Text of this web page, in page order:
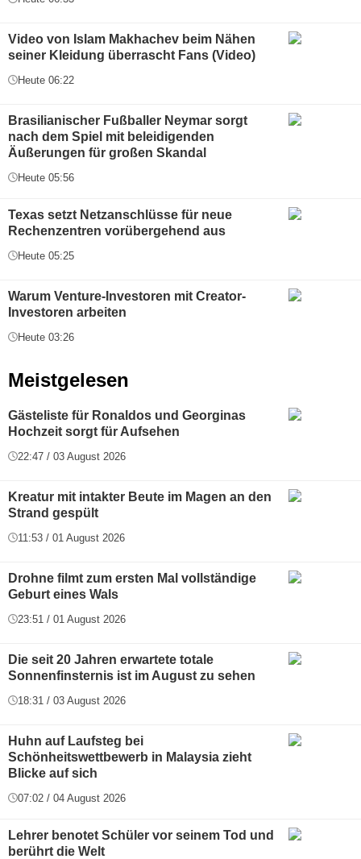
Video von Islam Makhachev beim Nähen
seiner Kleidung überrascht Fans (Video)
Heute 06:22
Brasilianischer Fußballer Neymar sorgt
nach dem Spiel mit beleidigenden
Äußerungen für großen Skandal
Heute 05:56
Texas setzt Netzanschlüsse für neue
Rechenzentren vorübergehend aus
Heute 05:25
Warum Venture-Investoren mit Creator-
Investoren arbeiten
Heute 03:26
Meistgelesen
Gästeliste für Ronaldos und Georginas
Hochzeit sorgt für Aufsehen
22:47 / 03 August 2026
Kreatur mit intakter Beute im Magen an den
Strand gespült
11:53 / 01 August 2026
Drohne filmt zum ersten Mal vollständige
Geburt eines Wals
23:51 / 01 August 2026
Die seit 20 Jahren erwartete totale
Sonnenfinsternis ist im August zu sehen
18:31 / 03 August 2026
Huhn auf Laufsteg bei
Schönheitswettbewerb in Malaysia zieht
Blicke auf sich
07:02 / 04 August 2026
Lehrer benotet Schüler vor seinem Tod und
berührt die Welt